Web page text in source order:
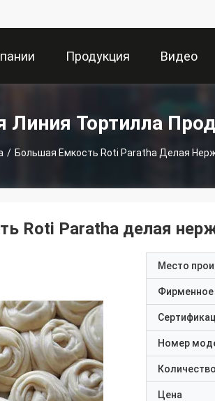
Продукция Видео
Линия Тортилла
/ Большая Емкость Roti Paratha Делая
Roti Paratha делая
Место
Фирменное
Номер
Цена